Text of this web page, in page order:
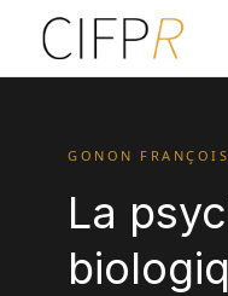
GONON FRANÇOIS
La